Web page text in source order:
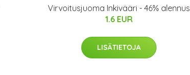
Virvoitusjuoma Inkivääri - 46% alennus
1.6 EUR
LISÄTIETOJA